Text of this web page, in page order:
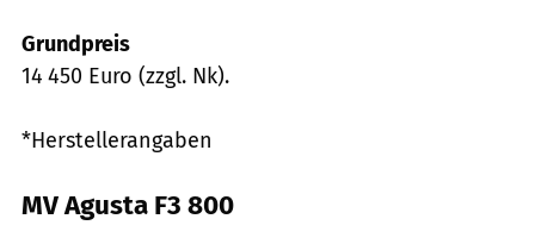
Grundpreis
14 450 Euro (zzgl. Nk).
*Herstellerangaben
MV Agusta F3 800